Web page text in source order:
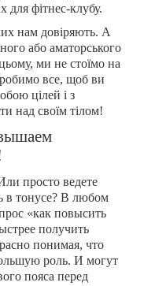
для фітнес-клубу.
нам довіряють. А
або аматорського
ми не стоїмо на
робимо все, щоб ви
цілей і з
над своїм тілом!
просто ведете
в тонусе? В любом
«как повысить
получить
понимая, что
роль. И могут
пояса перед